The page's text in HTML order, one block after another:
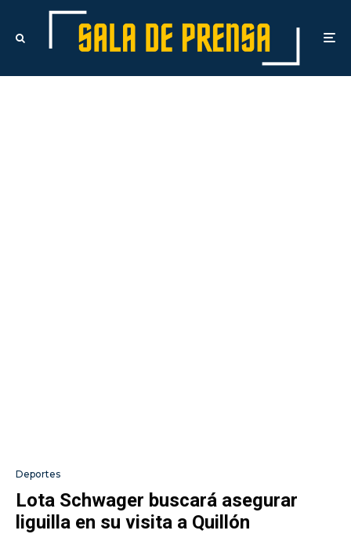
Deportes
Lota Schwager buscará asegurar
liguilla en su visita a Quillón